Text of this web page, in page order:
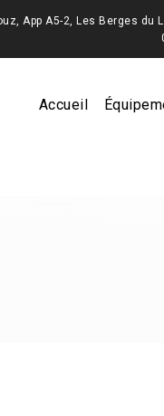
App A5-2, Les
Accueil